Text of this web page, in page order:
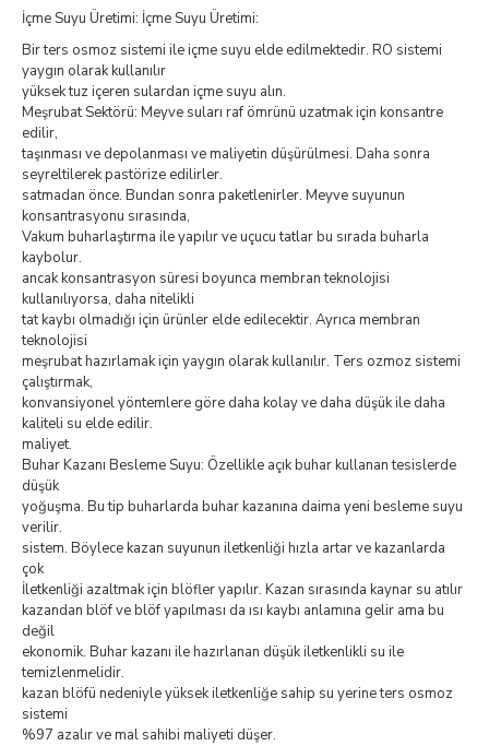
İçme Suyu Üretimi: İçme Suyu Üretimi:
Bir ters osmoz sistemi ile içme suyu elde edilmektedir. RO sistemi
yaygın olarak kullanılır
yüksek tuz içeren sulardan içme suyu alın.
Meşrubat Sektörü: Meyve suları raf ömrünü uzatmak için konsantre
edilir,
taşınması ve depolanması ve maliyetin düşürülmesi. Daha sonra
seyreltilerek pastörize edilirler.
satmadan önce. Bundan sonra paketlenirler. Meyve suyunun
konsantrasyonu sırasında,
Vakum buharlaştırma ile yapılır ve uçucu tatlar bu sırada buharla
kaybolur.
ancak konsantrasyon süresi boyunca membran teknolojisi
kullanılıyorsa, daha nitelikli
tat kaybı olmadığı için ürünler elde edilecektir. Ayrıca membran
teknolojisi
meşrubat hazırlamak için yaygın olarak kullanılır. Ters ozmoz sistemi
çalıştırmak,
konvansiyonel yöntemlere göre daha kolay ve daha düşük ile daha
kaliteli su elde edilir.
maliyet.
Buhar Kazanı Besleme Suyu: Özellikle açık buhar kullanan tesislerde
düşük
yoğuşma. Bu tip buharlarda buhar kazanına daima yeni besleme suyu
verilir.
sistem. Böylece kazan suyunun iletkenliği hızla artar ve kazanlarda
çok
İletkenliği azaltmak için blöfler yapılır. Kazan sırasında kaynar su atılır
kazandan blöf ve blöf yapılması da ısı kaybı anlamına gelir ama bu
değil
ekonomik. Buhar kazanı ile hazırlanan düşük iletkenlikli su ile
temizlenmelidir.
kazan blöfü nedeniyle yüksek iletkenliğe sahip su yerine ters osmoz
sistemi
%97 azalır ve mal sahibi maliyeti düşer.